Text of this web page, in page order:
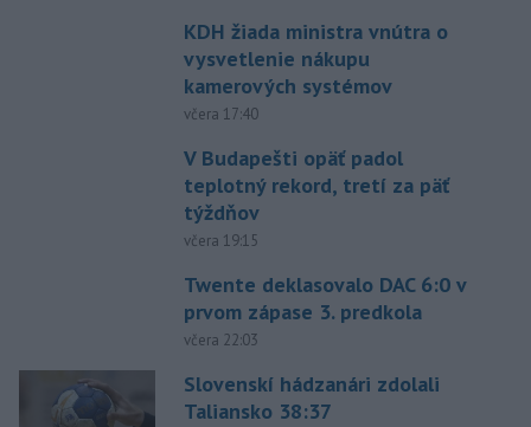
KDH žiada ministra vnútra o
vysvetlenie nákupu
kamerových systémov
včera 17:40
V Budapešti opäť padol
teplotný rekord, tretí za päť
týždňov
včera 19:15
Twente deklasovalo DAC 6:0 v
prvom zápase 3. predkola
včera 22:03
Slovenskí hádzanári zdolali
Taliansko 38:37